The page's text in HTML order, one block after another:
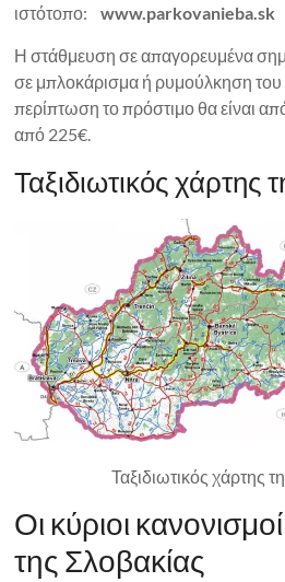
ιστότοπο:www.parkovanieba.sk
Η στάθμευση σε απαγορευμένα
σε μπλοκάρισμα ή ρυμούλκηση
περίπτωση το πρόστιμο θα είναι
από 225€.
Ταξιδιωτικός χάρτης
Ταξιδιωτικός χάρτης
Οι κύριοι
της Σλοβακίας